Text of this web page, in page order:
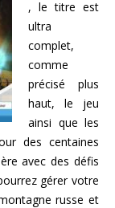
, le titre est
ultra
complet,
comme
précisé plus
haut, le jeu
ainsi que les
des centaines
avec des défis
gérer votre
russe et